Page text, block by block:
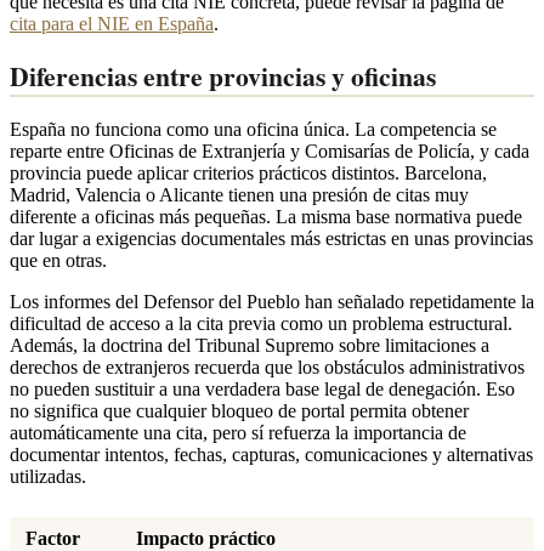
cita para el NIE en España.
Diferencias entre provincias y oficinas
España no funciona como una oficina única. La competencia se
reparte entre Oficinas de Extranjería y Comisarías de Policía, y cada
provincia puede aplicar criterios prácticos distintos. Barcelona,
Madrid, Valencia o Alicante tienen una presión de citas muy
diferente a oficinas más pequeñas. La misma base normativa puede
dar lugar a exigencias documentales más estrictas en unas provincias
que en otras.
Los informes del Defensor del Pueblo han señalado repetidamente la
dificultad de acceso a la cita previa como un problema estructural.
Además, la doctrina del Tribunal Supremo sobre limitaciones a
derechos de extranjeros recuerda que los obstáculos administrativos
no pueden sustituir a una verdadera base legal de denegación. Eso
no significa que cualquier bloqueo de portal permita obtener
automáticamente una cita, pero sí refuerza la importancia de
documentar intentos, fechas, capturas, comunicaciones y alternativas
utilizadas.
Factor Impacto práctico